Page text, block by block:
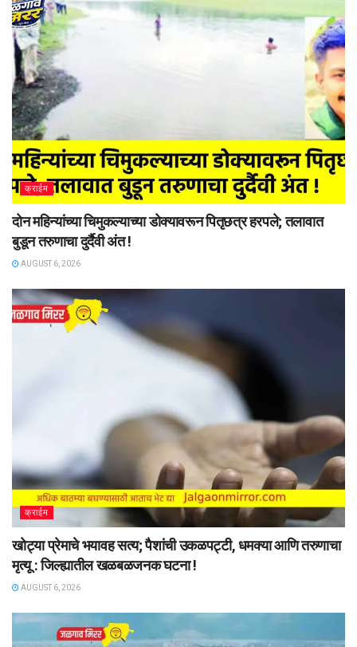
क्राईम
दोन महिन्यांच्या चिमुकल्याच्या डोक्यावरून पितृछत्र हरपले; तलावात
बुडून तरुणाचा दुर्दैवी अंत !
AUGUST 6, 2026
क्राईम
खोट्या प्रेमाचे भयावह सत्य; पैशांची उकळपट्टी, धमक्या आणि तरुणाचा
मृत्यू : जिल्ह्यातील खळबळजनक घटना !
AUGUST 6, 2026